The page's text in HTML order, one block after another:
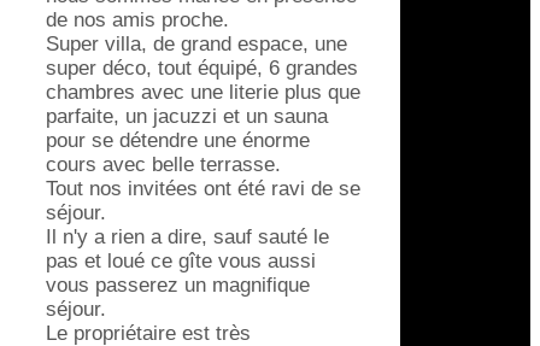
de nos amis proche.
Super villa, de grand espace, une
super déco, tout équipé, 6 grandes
chambres avec une literie plus que
parfaite, un jacuzzi et un sauna
pour se détendre une énorme
cours avec belle terrasse.
Tout nos invitées ont été ravi de se
séjour.
Il n'y a rien a dire, sauf sauté le
pas et loué ce gîte vous aussi
vous passerez un magnifique
séjour.
Le propriétaire est très